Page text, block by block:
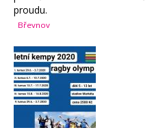
proudu.
Břevnov